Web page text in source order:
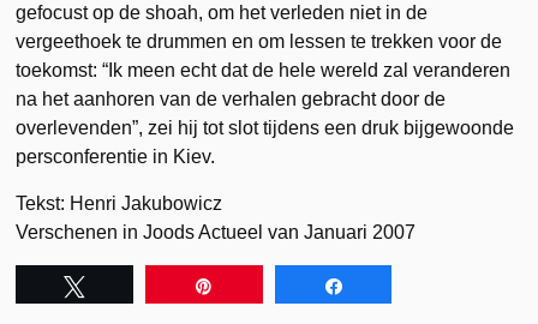
gefocust op de shoah, om het verleden niet in de
vergeethoek te drummen en om lessen te trekken voor de
toekomst: “Ik meen echt dat de hele wereld zal veranderen
na het aanhoren van de verhalen gebracht door de
overlevenden”, zei hij tot slot tijdens een druk bijgewoonde
persconferentie in Kiev.
Tekst: Henri Jakubowicz
Verschenen in Joods Actueel van Januari 2007